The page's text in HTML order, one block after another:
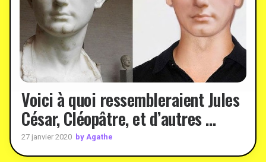
Voici à quoi ressembleraient Jules
César, Cléopâtre, et d’autres …
27 janvier 2020 by Agathe